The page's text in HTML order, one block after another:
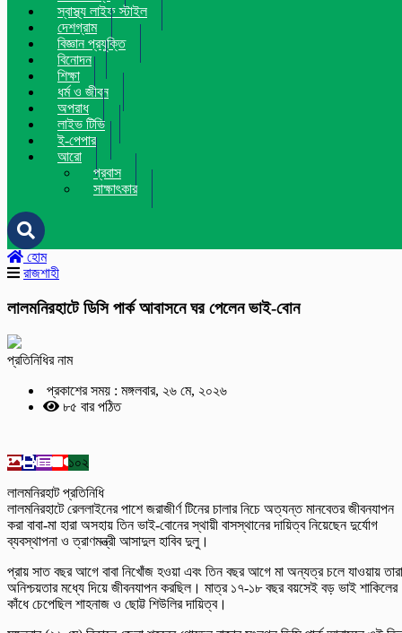
স্বাস্থ্য লাইফ স্টাইল
দেশগ্রাম
বিজ্ঞান প্রযুক্তি
বিনোদন
শিক্ষা
ধর্ম ও জীবন
অপরাধ
লাইভ টিভি
ই-পেপার
আরো
প্রবাস
সাক্ষাৎকার
হোম
রাজশাহী
লালমনিরহাটে ডিসি পার্ক আবাসনে ঘর পেলেন ভাই-বোন
প্রতিনিধির নাম
প্রকাশের সময় : মঙ্গলবার, ২৬ মে, ২০২৬
৮৫ বার পঠিত
১০২
লালমনিরহাট প্রতিনিধি
লালমনিরহাটে রেললাইনের পাশে জরাজীর্ণ টিনের চালার নিচে অত্যন্ত মানবেতর জীবনযাপন
করা বাবা-মা হারা অসহায় তিন ভাই-বোনের স্থায়ী বাসস্থানের দায়িত্ব নিয়েছেন দুর্যোগ
ব্যবস্থাপনা ও ত্রাণমন্ত্রী আসাদুল হাবিব দুলু।
প্রায় সাত বছর আগে বাবা নিখোঁজ হওয়া এবং তিন বছর আগে মা অন্যত্র চলে যাওয়ায় তারা
অনিশ্চয়তার মধ্যে দিয়ে জীবনযাপন করছিল। মাত্র ১৭-১৮ বছর বয়সেই বড় ভাই শাকিলের
কাঁধে চেপেছিল শাহনাজ ও ছোট্ট শিউলির দায়িত্ব।